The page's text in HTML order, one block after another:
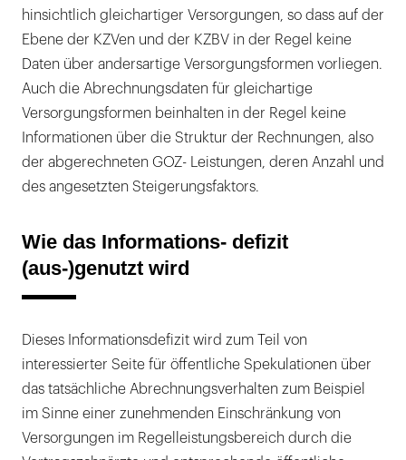
hinsichtlich gleichartiger Versorgungen, so dass auf der
Ebene der KZVen und der KZBV in der Regel keine
Daten über andersartige Versorgungsformen vorliegen.
Auch die Abrechnungsdaten für gleichartige
Versorgungsformen beinhalten in der Regel keine
Informationen über die Struktur der Rechnungen, also
der abgerechneten GOZ- Leistungen, deren Anzahl und
des angesetzten Steigerungsfaktors.
Wie das Informations- defizit
(aus-)genutzt wird
Dieses Informationsdefizit wird zum Teil von
interessierter Seite für öffentliche Spekulationen über
das tatsächliche Abrechnungsverhalten zum Beispiel
im Sinne einer zunehmenden Einschränkung von
Versorgungen im Regelleistungsbereich durch die